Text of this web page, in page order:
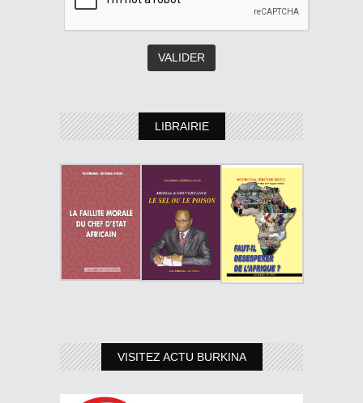
LIBRAIRIE
VISITEZ ACTU BURKINA